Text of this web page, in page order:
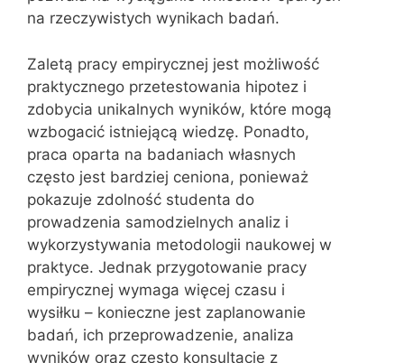
na rzeczywistych wynikach badań.
Zaletą pracy empirycznej jest możliwość
praktycznego przetestowania hipotez i
zdobycia unikalnych wyników, które mogą
wzbogacić istniejącą wiedzę. Ponadto,
praca oparta na badaniach własnych
często jest bardziej ceniona, ponieważ
pokazuje zdolność studenta do
prowadzenia samodzielnych analiz i
wykorzystywania metodologii naukowej w
praktyce. Jednak przygotowanie pracy
empirycznej wymaga więcej czasu i
wysiłku – konieczne jest zaplanowanie
badań, ich przeprowadzenie, analiza
wyników oraz często konsultacje z